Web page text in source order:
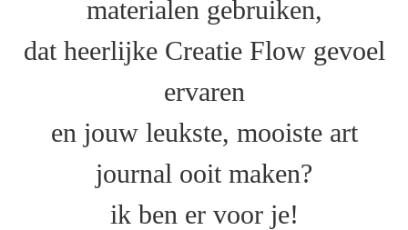
materialen gebruiken,
dat heerlijke Creatie Flow gevoel
ervaren
en jouw leukste, mooiste art
journal ooit maken?
ik ben er voor je!